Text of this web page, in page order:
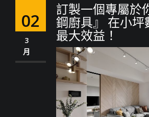
02
3
月
訂製一個專屬於
鋼廚具』 在小坪
最大效益！